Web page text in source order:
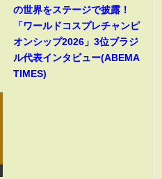
の世界をステージで披露！
「ワールドコスプレチャンピ
オンシップ2026」3位ブラジ
ル代表インタビュー(ABEMA
TIMES)